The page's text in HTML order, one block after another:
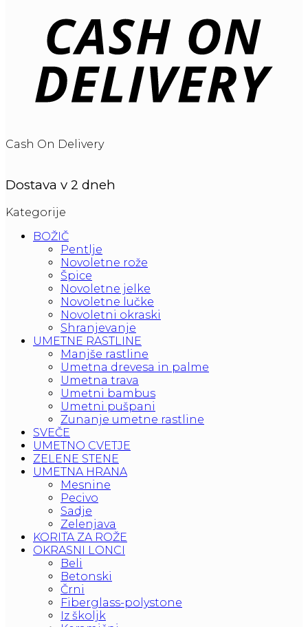
Cash On Delivery
Dostava v 2 dneh
Kategorije
BOŽIČ
Pentlje
Novoletne rože
Špice
Novoletne jelke
Novoletne lučke
Novoletni okraski
Shranjevanje
UMETNE RASTLINE
Manjše rastline
Umetna drevesa in palme
Umetna trava
Umetni bambus
Umetni pušpani
Zunanje umetne rastline
SVEČE
UMETNO CVETJE
ZELENE STENE
UMETNA HRANA
Mesnine
Pecivo
Sadje
Zelenjava
KORITA ZA ROŽE
OKRASNI LONCI
Beli
Betonski
Črni
Fiberglass-polystone
Iz školjk